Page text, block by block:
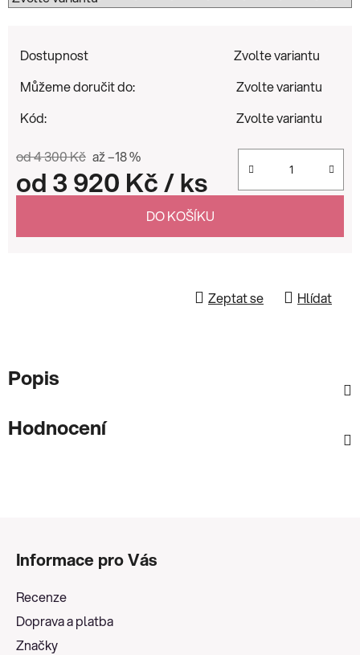
Dostupnost
Zvolte variantu
Můžeme doručit do:
Zvolte variantu
Kód:
Zvolte variantu
od 4 300 Kč až –18 %
od3 920 Kč/ ks
DO KOŠÍKU
Zeptat se Hlídat
Popis
Hodnocení
Informace pro Vás
Recenze
Doprava a platba
Značky